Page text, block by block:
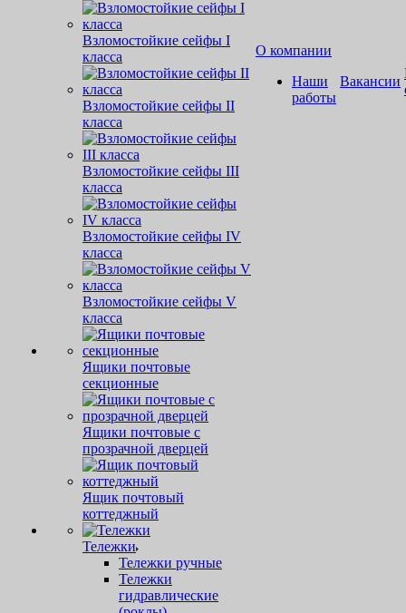
Взломостойкие сейфы I
класса
Взломостойкие сейфы II
класса
Взломостойкие сейфы III
класса
Взломостойкие сейфы IV
класса
Взломостойкие сейфы V
класса
Ящики почтовые
секционные
Ящики почтовые с
прозрачной дверцей
Ящик почтовый
коттеджный
Тележки
Тележки ручные
Тележки
гидравлические
О компании
Наши
работы
Вакансии